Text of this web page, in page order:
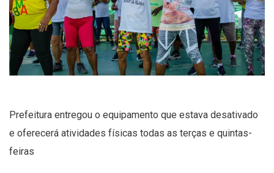
Prefeitura entregou o equipamento que estava desativado
e oferecerá atividades físicas todas as terças e quintas-
feiras